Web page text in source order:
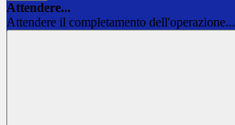
Attendere...
Attendere il completamento dell'operazione...